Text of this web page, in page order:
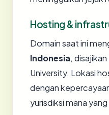
Hosting &
Domain saat ini
Indonesia,
University. Lokasi
dengan
yurisdiksi mana